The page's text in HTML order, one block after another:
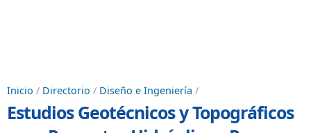
Inicio / Directorio / Diseño e Ingeniería /
Estudios Geotécnicos y Topográficos